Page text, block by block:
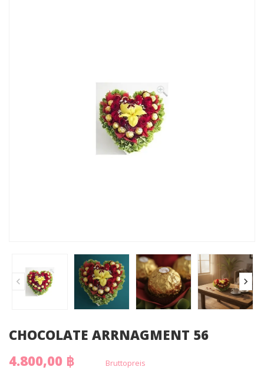
CHOCOLATE ARRNAGMENT 56
4.800,00 ฿
Bruttopreis